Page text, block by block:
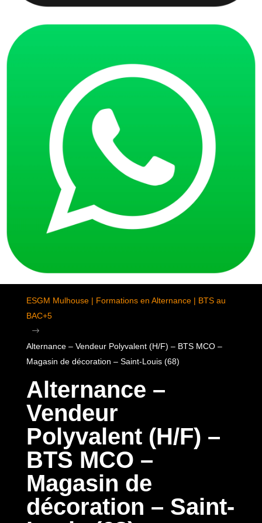
ESGM Mulhouse | Formations en Alternance | BTS au
BAC+5
$
Alternance – Vendeur Polyvalent (H/F) – BTS MCO –
Magasin de décoration – Saint-Louis (68)
Alternance –
Vendeur
Polyvalent (H/F) –
BTS MCO –
Magasin de
décoration – Saint-